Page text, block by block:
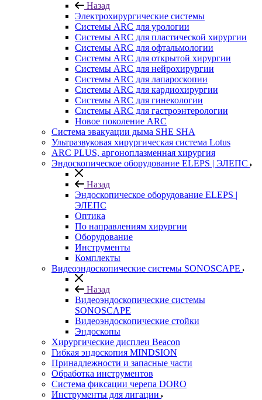
Назад
Электрохирургические системы
Системы ARC для урологии
Системы ARC для пластической хирургии
Системы ARC для офтальмологии
Системы ARC для открытой хирургии
Системы ARC для нейрохирургии
Системы ARC для лапароскопии
Системы ARC для кардиохирургии
Системы ARC для гинекологии
Системы ARC для гастроэнтерологии
Новое поколение ARC
Система эвакуации дыма SHE SHA
Ультразвуковая хирургическая система Lotus
ARC PLUS, аргоноплазменная хирургия
Эндоскопическое оборудование ELEPS | ЭЛЕПС
Назад
Эндоскопическое оборудование ELEPS |
ЭЛЕПС
Оптика
По направлениям хирургии
Оборудование
Инструменты
Комплекты
Видеоэндоскопические системы SONOSCAPE
Назад
Видеоэндоскопические системы
SONOSCAPE
Видеоэндоскопические стойки
Эндоскопы
Хирургические дисплеи Beacon
Гибкая эндоскопия MINDSION
Принадлежности и запасные части
Обработка инструментов
Система фиксации черепа DORO
Инструменты для лигации